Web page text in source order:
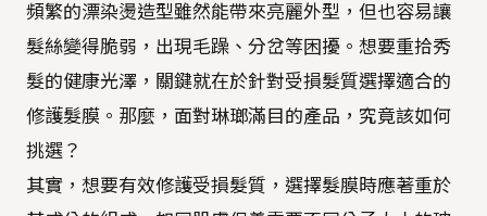
頻繁的漂染燙造型雖然能帶來亮麗外型，但也容易讓
髮絲變得脆弱，出現毛躁、分岔等困擾。想要重拾秀
髮的健康光澤，關鍵就在於針對受損髮質選擇適合的
修護髮膜。那麼，面對琳瑯滿目的產品，究竟該如何
挑選？
其實，想要有效修護受損髮質，選擇髮膜時應著重於